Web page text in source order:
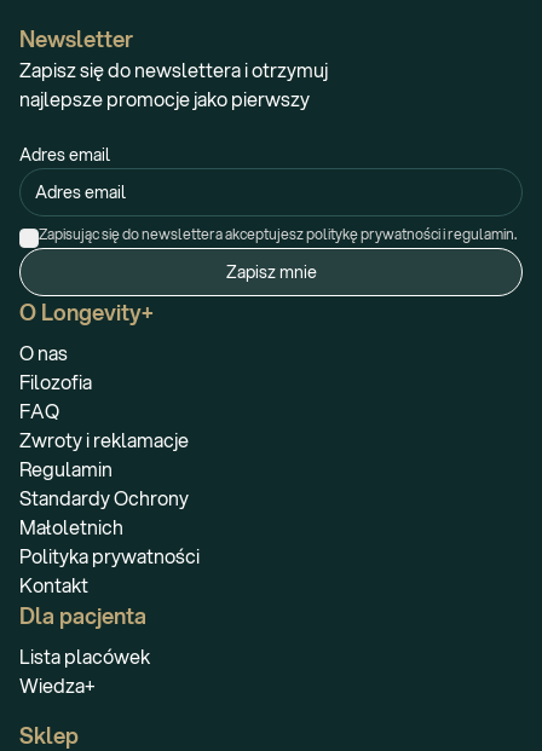
O Longevity+
O nas
Filozofia
FAQ
Zwroty i reklamacje
Regulamin
Standardy Ochrony
Małoletnich
Polityka prywatności
Kontakt
Dla pacjenta
Lista placówek
Wiedza+
Sklep
Newsletter
Zapisz się do newslettera i otrzymuj
najlepsze promocje jako pierwszy
Adres email
Zapisując się do newslettera akceptujesz politykę prywatności i regulamin.
Zapisz mnie